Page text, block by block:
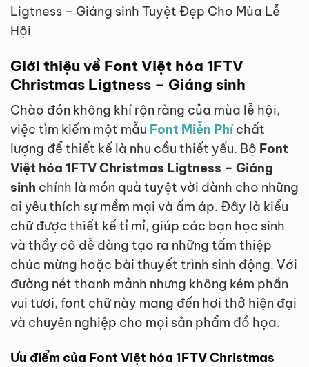
Ligtness – Giáng sinh Tuyệt Đẹp Cho Mùa Lễ
Hội
Giới thiệu về Font Việt hóa 1FTV
Christmas Ligtness – Giáng sinh
Chào đón không khí rộn ràng của mùa lễ hội,
việc tìm kiếm một mẫu Font Miễn Phíchất
lượng để thiết kế là nhu cầu thiết yếu. Bộ Font
Việt hóa 1FTV Christmas Ligtness – Giáng
sinh chính là món quà tuyệt vời dành cho những
ai yêu thích sự mềm mại và ấm áp. Đây là kiểu
chữ được thiết kế tỉ mỉ, giúp các bạn học sinh
và thầy cô dễ dàng tạo ra những tấm thiệp
chúc mừng hoặc bài thuyết trình sinh động. Với
đường nét thanh mảnh nhưng không kém phần
vui tươi, font chữ này mang đến hơi thở hiện đại
và chuyên nghiệp cho mọi sản phẩm đồ họa.
Ưu điểm của Font Việt hóa 1FTV Christmas